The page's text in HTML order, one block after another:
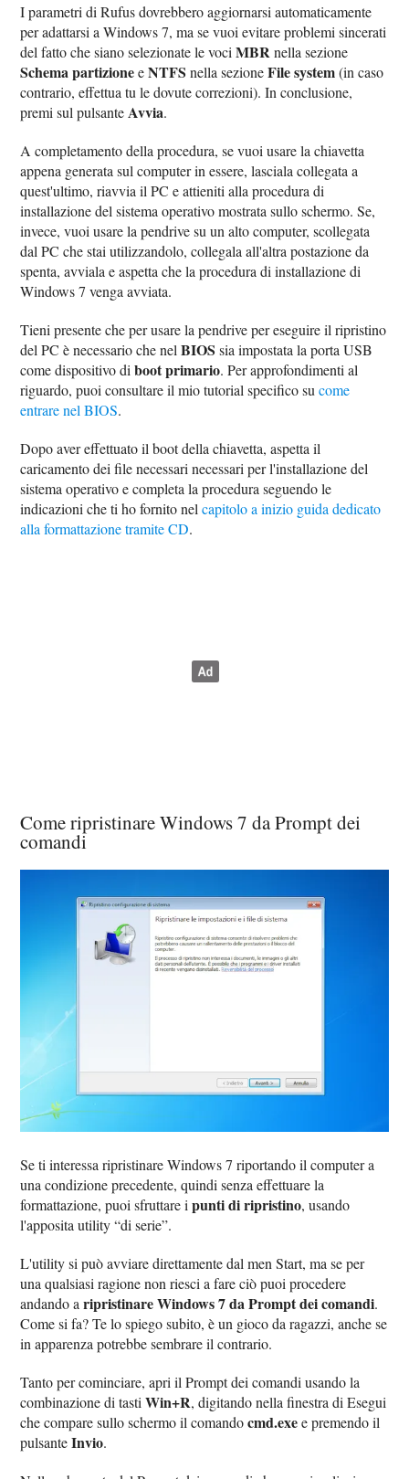
I parametri di Rufus dovrebbero aggiornarsi automaticamente
per adattarsi a Windows 7, ma se vuoi evitare problemi sincerati
del fatto che siano selezionate le vociMBR nella sezione
Schema partizioneeNTFS nella sezioneFile system(in caso
contrario, effettua tu le dovute correzioni). In conclusione,
premi sul pulsante Avvia.
A completamento della procedura, se vuoi usare la chiavetta
appena generata sul computer in essere, lasciala collegata a
quest'ultimo, riavvia il PC e attieniti alla procedura di
installazione del sistema operativo mostrata sullo schermo. Se,
invece, vuoi usare la pendrive su un alto computer, scollegata
dal PC che stai utilizzandolo, collegala all'altra postazione da
spenta, avviala e aspetta che la procedura di installazione di
Windows 7 venga avviata.
Tieni presente che per usare la pendrive per eseguire il ripristino
del PC è necessario che nelBIOS sia impostata la porta USB
come dispositivo diboot primario. Per approfondimenti al
riguardo, puoi consultare il mio tutorial specifico sucome
entrare nel BIOS.
Dopo aver effettuato il boot della chiavetta, aspetta il
caricamento dei file necessari necessari per l'installazione del
sistema operativo e completa la procedura seguendo le
indicazioni che ti ho fornito nelcapitolo a inizio guida dedicato
alla formattazione tramite CD.
Come ripristinare Windows 7 da Prompt dei
comandi
Se ti interessa ripristinare Windows 7 riportando il computer a
una condizione precedente, quindi senza effettuare la
formattazione, puoi sfruttare ipunti di ripristino, usando
l'apposita utility “di serie”.
L'utility si può avviare direttamente dal men Start, ma se per
una qualsiasi ragione non riesci a fare ciò puoi procedere
andando aripristinare Windows 7 da Prompt dei comandi.
Come si fa? Te lo spiego subito, è un gioco da ragazzi, anche se
in apparenza potrebbe sembrare il contrario.
Tanto per cominciare, apri il Prompt dei comandi usando la
combinazione di tastiWin+R, digitando nella finestra di Esegui
che compare sullo schermo il comandocmd.exee premendo il
pulsanteInvio.